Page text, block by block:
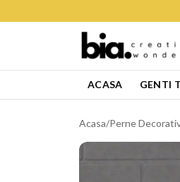
ACASA GENTI
Acasa/Perne